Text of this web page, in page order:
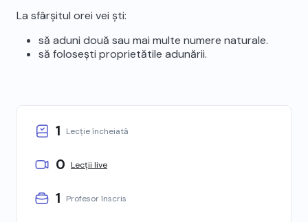
La sfârșitul orei vei ști:
să aduni două sau mai multe numere naturale.
să folosești proprietătile adunării.
1 Lecție încheiată
0 Lecții live
1 Profesor înscris